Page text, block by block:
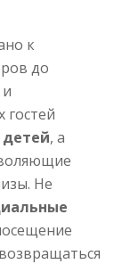
к
до
гостей
, а
Не